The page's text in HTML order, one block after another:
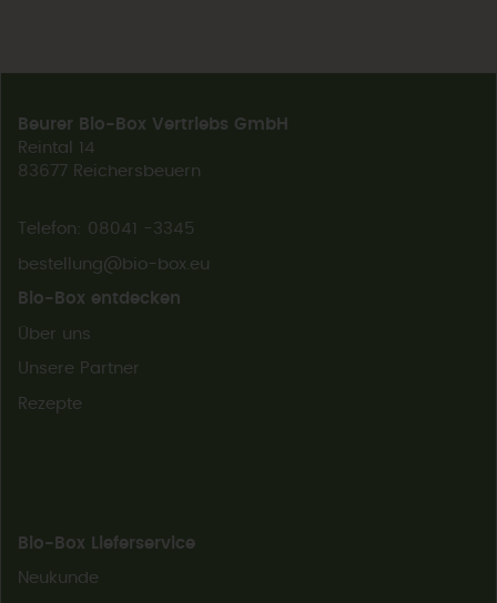
Beurer Bio-Box Vertriebs GmbH
Reintal 14
83677 Reichersbeuern
Telefon: 08041 -3345
bestellung@bio-box.eu
Bio-Box entdecken
Über uns
Unsere Partner
Rezepte
Bio-Box Lieferservice
Neukunde